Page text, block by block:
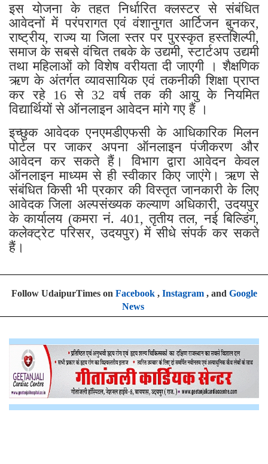
इस योजना के तहत निर्धारित क्लस्टर से संबंधित
आवेदनों में परंपरागत एवं वंशानुगत आर्टिजन बुनकर,
राष्ट्रीय, राज्य या जिला स्तर पर पुरस्कृत हस्तशिल्पी,
समाज के सबसे वंचित तबके के उद्यमी, स्टार्टअप उद्यमी
तथा महिलाओं को विशेष वरीयता दी जाएगी । शैक्षणिक
ऋण के अंतर्गत व्यावसायिक एवं तकनीकी शिक्षा प्राप्त
कर रहे 16 से 32 वर्ष तक की आयु के नियमित
विद्यार्थियों से ऑनलाइन आवेदन मांगे गए हैं ।
इच्छुक आवेदक एनएमडीएफसी के आधिकारिक मिलन
पोर्टल पर जाकर अपना ऑनलाइन पंजीकरण और
आवेदन कर सकते हैं। विभाग द्वारा आवेदन केवल
ऑनलाइन माध्यम से ही स्वीकार किए जाएंगे। ऋण से
संबंधित किसी भी प्रकार की विस्तृत जानकारी के लिए
आवेदक जिला अल्पसंख्यक कल्याण अधिकारी, उदयपुर
के कार्यालय (कमरा नं. 401, तृतीय तल, नई बिल्डिंग,
कलेक्ट्रेट परिसर, उदयपुर) में सीधे संपर्क कर सकते
हैं।
Follow UdaipurTimes on Facebook, Instagram, and Google
News